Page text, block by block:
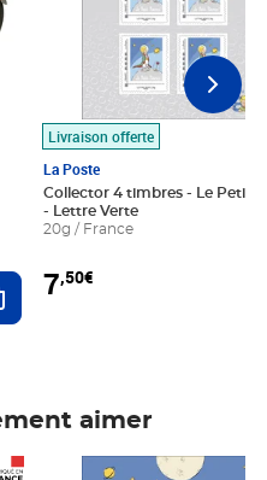
Ajouter au panier
Livraison offerte
La Poste
Collector 4 timbres - Le Petit
- Lettre Verte
20g / France
7,50€
aimer
Prix 7,50€